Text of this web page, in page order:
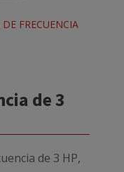
de 3
de 3 HP,
FRECUENCIA